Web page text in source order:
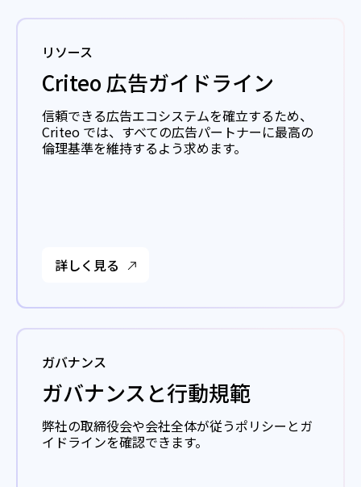
リソース
Criteo 広告ガイドライン
信頼できる広告エコシステムを確立するため、
Criteo では、すべての広告パートナーに最高の
倫理基準を維持するよう求めます。
詳しく見る
ガバナンス
ガバナンスと行動規範
弊社の取締役会や会社全体が従うポリシーとガ
イドラインを確認できます。